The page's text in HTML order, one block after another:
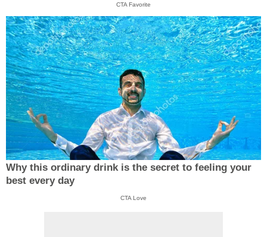
CTA Favorite
Why this ordinary drink is the secret to feeling your
best every day
CTA Love